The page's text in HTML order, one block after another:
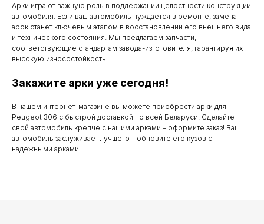
Арки играют важную роль в поддержании целостности конструкции
автомобиля. Если ваш автомобиль нуждается в ремонте, замена
арок станет ключевым этапом в восстановлении его внешнего вида
и технического состояния. Мы предлагаем запчасти,
соответствующие стандартам завода-изготовителя, гарантируя их
высокую износостойкость.
Закажите арки уже сегодня!
В нашем интернет-магазине вы можете приобрести арки для
Peugeot 306 с быстрой доставкой по всей Беларуси. Сделайте
свой автомобиль крепче с нашими арками – оформите заказ! Ваш
автомобиль заслуживает лучшего – обновите его кузов с
надежными арками!
Телефоны для связи
+37529 231 88 27
+37529 201 36 27
Мы работаем
с понедельника
по субботу с 9.00
до 20.00